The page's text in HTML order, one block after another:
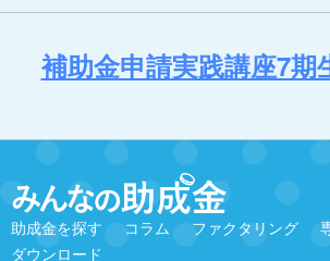
補助金申請実践講座7期
助成金を探す コラム ファクタリング
ダウンロード